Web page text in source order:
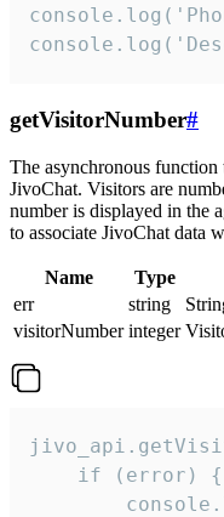
getVisitorNumber#
The asynchronous
JivoChat. Visitors are
number is displayed in the
to associate JivoChat data
Name Type
err
string
visitorNumber integer
    if (error) {